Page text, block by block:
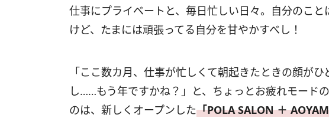
仕事にプライベートと、毎日忙しい日々。自分のこ
けど、たまには頑張ってる自分を甘やかすべし！
「ここ数カ月、仕事が忙しくて朝起きたときの顔が
し……もう年ですかね？」と、ちょっとお疲れモード
のは、新しくオープンした「POLA SALON ＋